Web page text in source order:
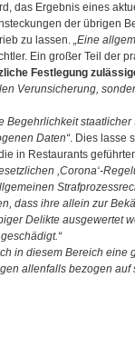
das Ergebnis eines
der übrigen
zu lassen. „Eine
Ein großer Teil der
Festlegung
Verunsicherung,
Begehrlichkeit
Daten“. Dies lasse
in Restaurants
,Corona‘-
dass ihre allein zur
Delikte ausgewertet
in diesem Bereich eine
allenfalls bezogen